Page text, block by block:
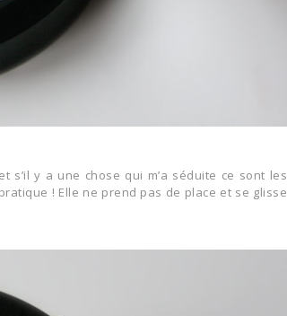
s’il y a une chose qui m’a séduite ce sont les
! Elle ne prend pas de place et se glisse